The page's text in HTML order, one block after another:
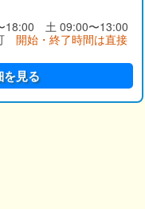
18:00 土 09:00〜13:00
開始・終了時間は直接
を見る